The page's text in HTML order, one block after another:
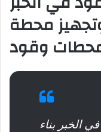
بناء وتجهيز محطة
وقود
الخبر بناء